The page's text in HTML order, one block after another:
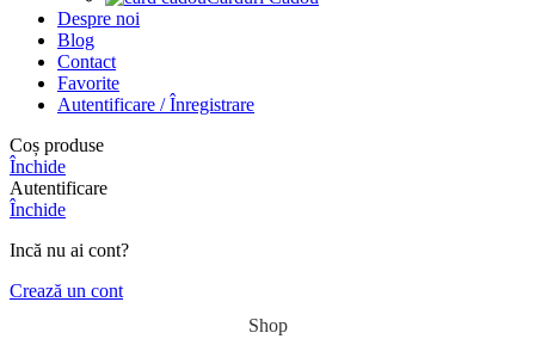
Despre noi
Blog
Contact
Favorite
Autentificare / Înregistrare
Coș produse
Închide
Autentificare
Închide
Incă nu ai cont?
Crează un cont
Shop